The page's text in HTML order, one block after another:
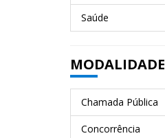
Saúde
MODALIDADE
Chamada Pública
Concorrência